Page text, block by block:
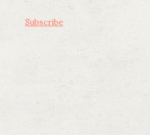
Subscribe